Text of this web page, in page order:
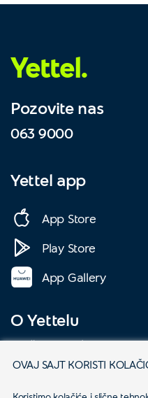
OVAJ SAJT KORISTI
Yettel.
Pozovite nas
063 9000
Yettel app
App Store
Play Store
App Gallery
O Yettelu
Društvena odgovornost
Podaci o kompaniji